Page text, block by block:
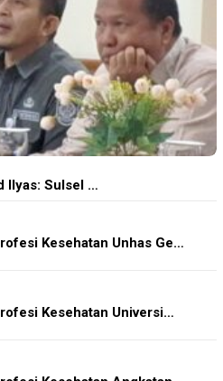
Ilyas: Sulsel …
Kesehatan Unhas Ge…
Kesehatan Universi…